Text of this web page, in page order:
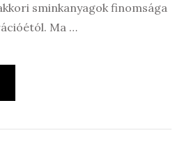
sminkanyagok finomsága
Ma …